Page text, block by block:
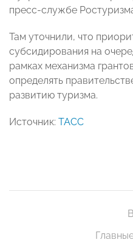
пресс-службе
Там уточнили, что
субсидирования на
рамках механизма
определять
развитию туризма.
Источник: ТАСС